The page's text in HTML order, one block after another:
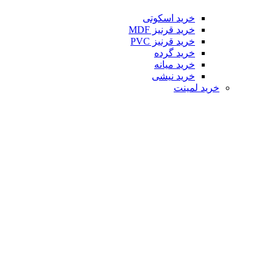
خرید اسکوتی
خرید قرنیز MDF
خرید قرنیز PVC
خرید گرده
خرید میانه
خرید نیشی
خرید لمینت